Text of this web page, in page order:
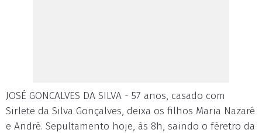
JOSÉ GONCALVES DA SILVA - 57 anos, casado com
Sirlete da Silva Gonçalves, deixa os filhos Maria Nazaré
e André. Sepultamento hoje, às 8h, saindo o féretro da